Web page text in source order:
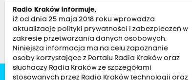
Radio Kraków informuje,
iż od dnia 25 maja 2018 roku wprowadza
aktualizację polityki prywatności i zabezpieczeń w
zakresie przetwarzania danych osobowych.
Niniejsza informacja ma na celu zapoznanie
osoby korzystające z Portalu Radia Kraków oraz
słuchaczy Radia Kraków ze szczegółami
stosowanych przez Radio Kraków technologii oraz